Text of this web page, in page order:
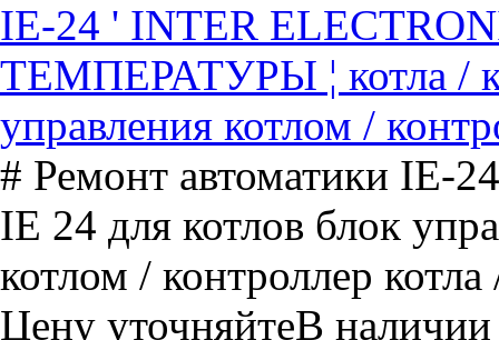
IE-24 ' INTER
ТЕМПЕРАТУРЫ ¦ котла /
управления котлом /
# Ремонт автоматики IE-
IE 24 для котлов блок
котлом / контроллер
Цену уточняйтеВ наличии